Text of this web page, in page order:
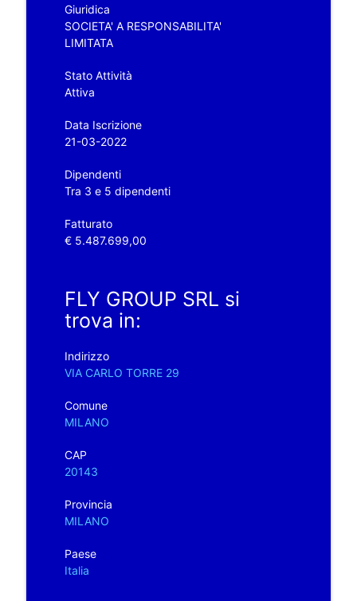
Giuridica
SOCIETA' A RESPONSABILITA'
LIMITATA
Stato Attività
Attiva
Data Iscrizione
21-03-2022
Dipendenti
Tra 3 e 5 dipendenti
Fatturato
€ 5.487.699,00
FLY GROUP SRL si
trova in:
Indirizzo
VIA CARLO TORRE 29
Comune
MILANO
CAP
20143
Provincia
MILANO
Paese
Italia